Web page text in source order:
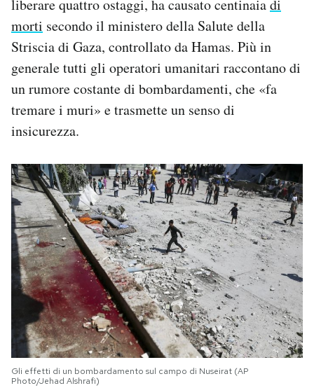
liberare quattro ostaggi, ha causato centinaiadi
morti secondo il ministero della Salute della
Striscia di Gaza, controllato da Hamas. Più in
generale tutti gli operatori umanitari raccontano di
un rumore costante di bombardamenti, che «fa
tremare i muri» e trasmette un senso di
insicurezza.
Gli effetti di un bombardamento sul campo di Nuseirat (AP
Photo/Jehad Alshrafi)